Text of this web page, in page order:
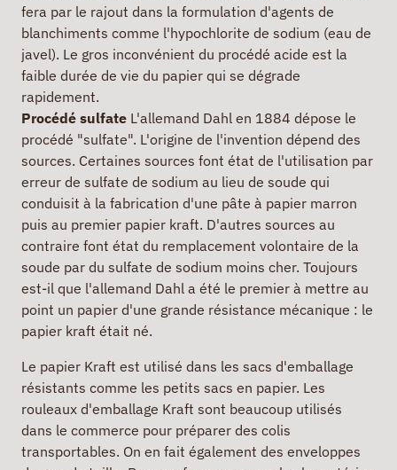
fera par le rajout dans la formulation d'agents de
blanchiments comme l'hypochlorite de sodium (eau de
javel). Le gros inconvénient du procédé acide est la
faible durée de vie du papier qui se dégrade
rapidement.
Procédé sulfate L'allemand Dahl en 1884 dépose le
procédé "sulfate". L'origine de l'invention dépend des
sources. Certaines sources font état de l'utilisation par
erreur de sulfate de sodium au lieu de soude qui
conduisit à la fabrication d'une pâte à papier marron
puis au premier papier kraft. D'autres sources au
contraire font état du remplacement volontaire de la
soude par du sulfate de sodium moins cher. Toujours
est-il que l'allemand Dahl a été le premier à mettre au
point un papier d'une grande résistance mécanique : le
papier kraft était né.
Le papier Kraft est utilisé dans les sacs d'emballage
résistants comme les petits sacs en papier. Les
rouleaux d'emballage Kraft sont beaucoup utilisés
dans le commerce pour préparer des colis
transportables. On en fait également des enveloppes